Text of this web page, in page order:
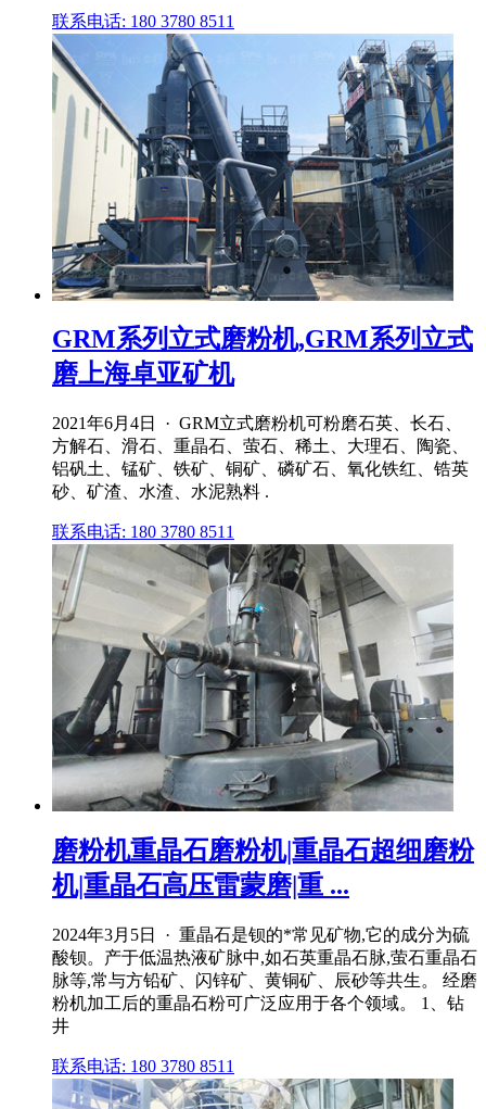
联系电话: 180 3780 8511
GRM系列立式磨粉机,GRM系列立式
磨上海卓亚矿机
2021年6月4日 · GRM立式磨粉机可粉磨石英、长石、
方解石、滑石、重晶石、萤石、稀土、大理石、陶瓷、
铝矾土、锰矿、铁矿、铜矿、磷矿石、氧化铁红、锆英
砂、矿渣、水渣、水泥熟料 .
联系电话: 180 3780 8511
磨粉机重晶石磨粉机|重晶石超细磨粉
机|重晶石高压雷蒙磨|重 ...
2024年3月5日 · 重晶石是钡的*常见矿物,它的成分为硫
酸钡。产于低温热液矿脉中,如石英重晶石脉,萤石重晶石
脉等,常与方铅矿、闪锌矿、黄铜矿、辰砂等共生。 经磨
粉机加工后的重晶石粉可广泛应用于各个领域。 1、钻
井
联系电话: 180 3780 8511